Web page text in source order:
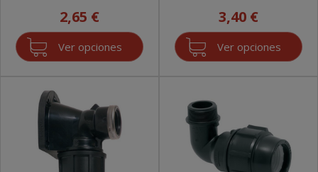
2,65 €
Ver opciones
3,40 €
Ver opciones